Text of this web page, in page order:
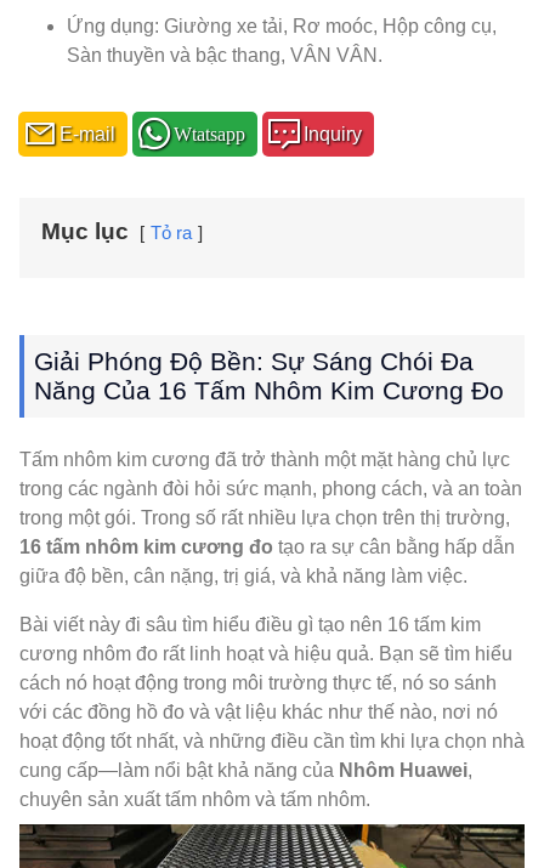
Ứng dụng: Giường xe tải, Rơ moóc, Hộp công cụ,
Sàn thuyền và bậc thang, VÂN VÂN.
E-mail Wtatsapp Inquiry
Mục lục Tỏ ra
Giải Phóng Độ Bền: Sự Sáng Chói Đa
Năng Của 16 Tấm Nhôm Kim Cương Đo
Tấm nhôm kim cương đã trở thành một mặt hàng chủ lực
trong các ngành đòi hỏi sức mạnh, phong cách, và an toàn
trong một gói. Trong số rất nhiều lựa chọn trên thị trường,
16 tấm nhôm kim cương đo tạo ra sự cân bằng hấp dẫn
giữa độ bền, cân nặng, trị giá, và khả năng làm việc.
Bài viết này đi sâu tìm hiểu điều gì tạo nên 16 tấm kim
cương nhôm đo rất linh hoạt và hiệu quả. Bạn sẽ tìm hiểu
cách nó hoạt động trong môi trường thực tế, nó so sánh
với các đồng hồ đo và vật liệu khác như thế nào, nơi nó
hoạt động tốt nhất, và những điều cần tìm khi lựa chọn nhà
cung cấp—làm nổi bật khả năng của Nhôm Huawei,
chuyên sản xuất tấm nhôm và tấm nhôm.